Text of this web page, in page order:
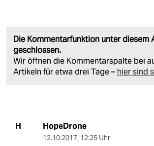
Die Kommentarfunktion unter diesem
geschlossen.
Wir öffnen die Kommentarspalte bei
Artikeln für etwa drei Tage – hier sind
H HopeDrone
12.10.2017, 12:25 Uhr